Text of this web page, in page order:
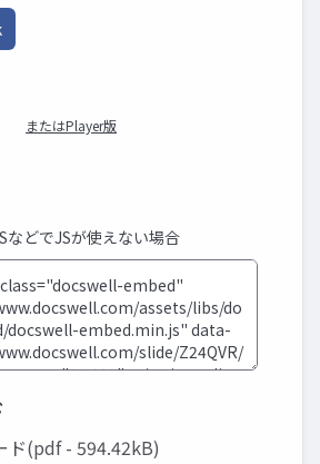
またはPlayer版
などでJSが使えない場合
ド(pdf - 594.42kB)